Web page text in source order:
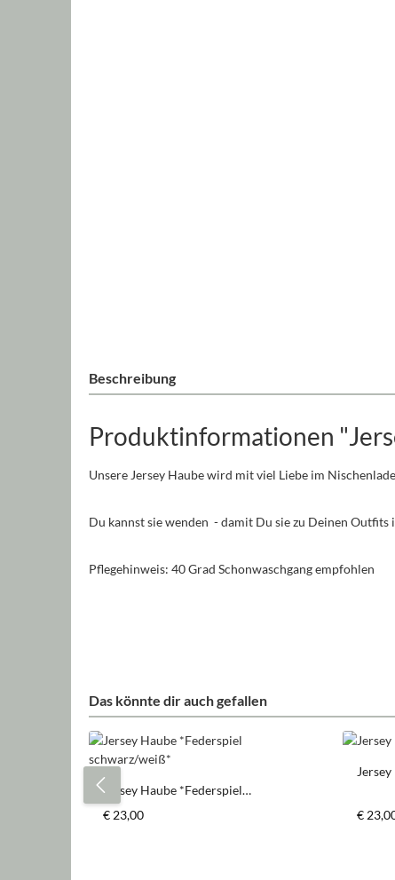
Beschreibung
Produktinformationen
Unsere Jersey Haube wird mit viel Liebe im
Du kannst sie wenden - damit Du sie zu Deinen
Pflegehinweis: 40 Grad Schonwaschgang empfohlen
Das könnte dir auch gefallen
Produktgalerie überspringen
Jersey Haube *Federspiel
schwarz/weiß*
Regulärer Preis:
€ 23,00 €